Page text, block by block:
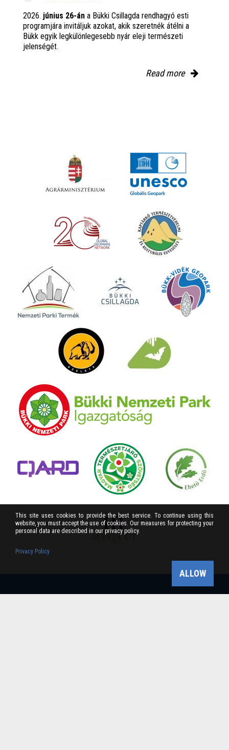
2026. június 26-án a Bükki Csillagda rendhagyó esti
programjára invitáljuk azokat, akik szeretnék átélni a
Bükk egyik legkülönlegesebb nyár eleji természeti
jelenségét.
Read more
This site uses cookies to provide the best service. To continue using this
website, you must accept the use of cookies. Our measures for protecting your
personal data are described in our privacy policy.
Privacy Policy
ALLOW